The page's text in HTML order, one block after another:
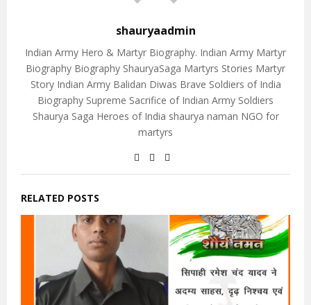
shauryaadmin
Indian Army Hero & Martyr Biography. Indian Army Martyr
Biography Biography ShauryaSaga Martyrs Stories Martyr
Story Indian Army Balidan Diwas Brave Soldiers of India
Biography Supreme Sacrifice of Indian Army Soldiers
Shaurya Saga Heroes of India shaurya naman NGO for
martyrs
RELATED POSTS